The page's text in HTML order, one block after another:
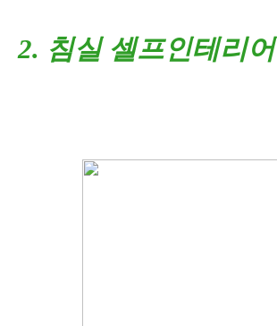
2. 침실 셀프인테리어